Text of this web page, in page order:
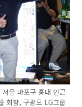
울 마포구 홍대 인근
회장, 구광모 LG그룹